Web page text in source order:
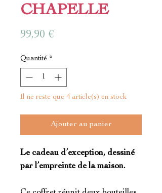
CHAPELLE
99,90 €Prix
Quantité *
Il ne reste que 4 article(s) en stock
Ajouter au panier
Le cadeau d’exception, dessiné
par l’empreinte de la maison.